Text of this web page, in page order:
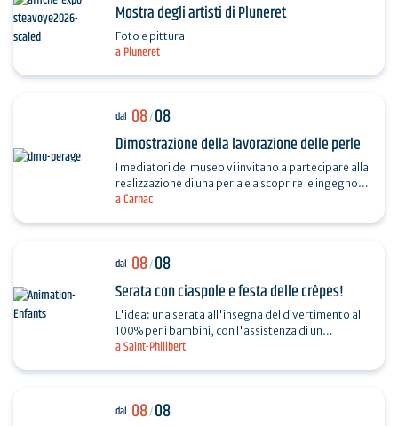
a Pluneret
Mostra degli artisti di Pluneret
Foto e pittura
a Carnac
dal 08/08
Dimostrazione della lavorazione delle perle
I mediatori del museo vi invitano a partecipare alla
realizzazione di una perla e a scoprire le ingegnose
tecniche messe a punto dai nostri antenati della…
a Saint-Philibert
dal 08/08
Serata con ciaspole e festa delle crêpes!
L'idea: una serata all'insegna del divertimento al
100% per i bambini, con l'assistenza di un
insegnante In programma: tennis, padel e
dal 08/08